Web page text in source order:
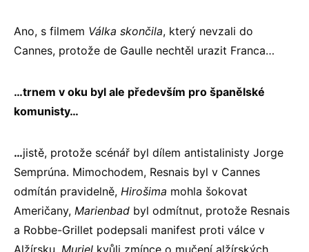
Ano, s filmem Válka skončila, který nevzali do
Cannes, protože de Gaulle nechtěl urazit Franca…
…trnem v oku byl ale především pro španělské
komunisty…
…jistě, protože scénář byl dílem antistalinisty Jorge
Semprúna. Mimochodem, Resnais byl v Cannes
odmítán pravidelně, Hirošima mohla šokovat
Američany, Marienbad byl odmítnut, protože Resnais
a Robbe-Grillet podepsali manifest proti válce v
Alžírsku, Muriel kvůli zmínce o mučení alžírských